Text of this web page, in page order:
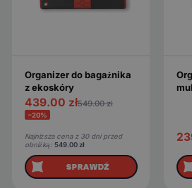
Organizer do bagażnika
z ekoskóry
439.00 zł549.00zł
−20%
Najniższa cena z 30 dni przed
obniżką: 549.00zł
SPRAWDŹ